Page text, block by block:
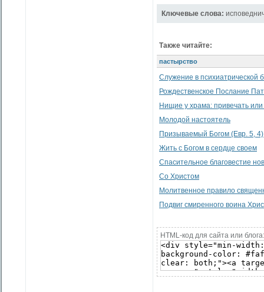
Ключевые слова:
Также читайте:
пастырство
Служение в психиатрической
Рождественское Послание
Нищие у храма: привечать или
Молодой настоятель
Призываемый Богом (Евр. 5, 4)
Жить с Богом в сердце своем
Спасительное благовестие
Со Христом
Молитвенное правило
Подвиг смиренного воина
HTML-код для сайта или блога: